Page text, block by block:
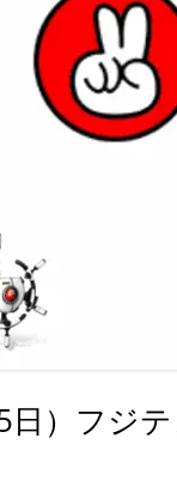
）フジ